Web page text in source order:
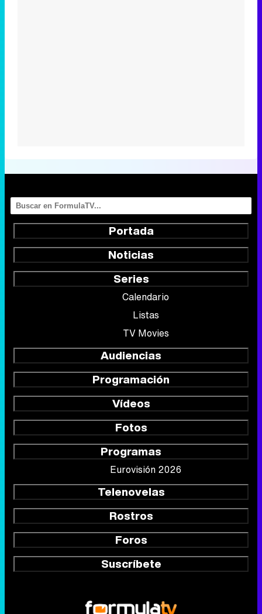
Portada
Noticias
Series
Calendario
Listas
TV Movies
Audiencias
Programación
Vídeos
Fotos
Programas
Eurovisión 2026
Telenovelas
Rostros
Foros
Suscríbete